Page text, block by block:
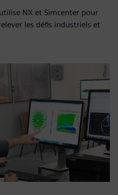
NX et Simcenter pour
les défis industriels et